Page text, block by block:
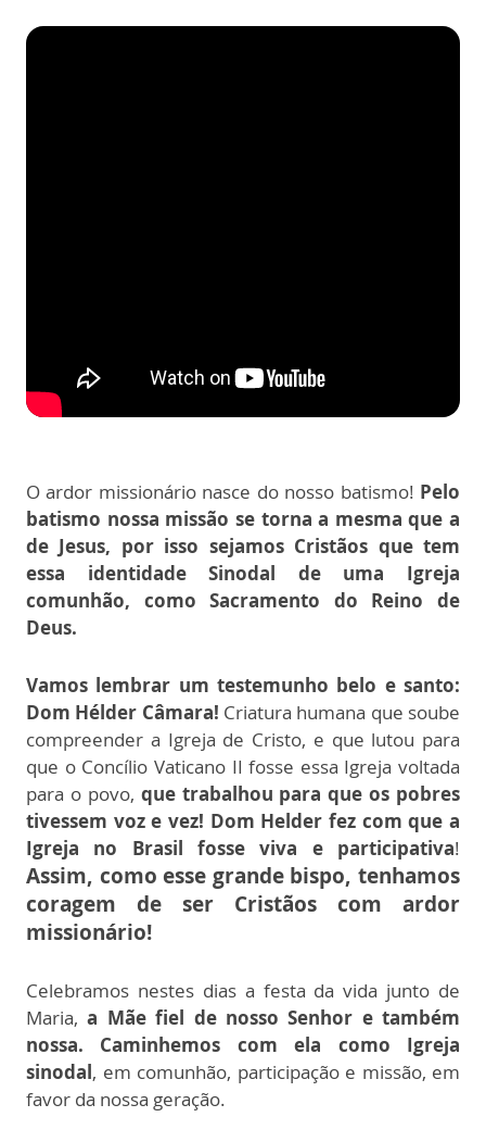
O ardor missionário nasce do nosso batismo! Pelo
batismo nossa missão se torna a mesma que a
de Jesus, por isso sejamos Cristãos que tem
essa identidade Sinodal de uma Igreja
comunhão, como Sacramento do Reino de
Deus.
Vamos lembrar um testemunho belo e santo:
Dom Hélder Câmara! Criatura humana que soube
compreender a Igreja de Cristo, e que lutou para
que o Concílio Vaticano II fosse essa Igreja voltada
para o povo, que trabalhou para que os pobres
tivessem voz e vez! Dom Helder fez com que a
Igreja no Brasil fosse viva e participativa!
Assim, como esse grande bispo, tenhamos
coragem de ser Cristãos com ardor
missionário!
Celebramos nestes dias a festa da vida junto de
Maria,a Mãe fiel de nosso Senhor e também
nossa. Caminhemos com ela como Igreja
sinodal, em comunhão, participação e missão, em
favor da nossa geração.